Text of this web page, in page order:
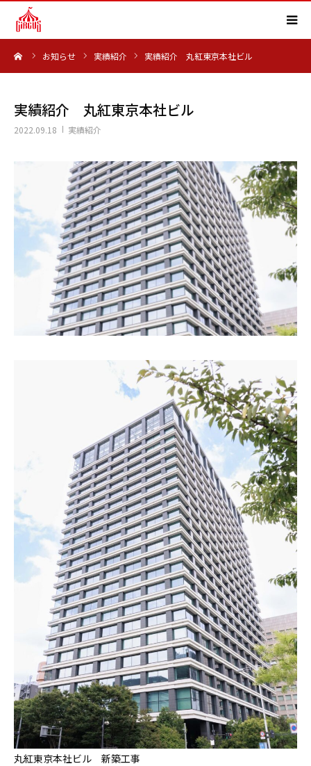
お知らせ 実績紹介 実績紹介 丸紅東京本社ビル
実績紹介 丸紅東京本社ビル
2022.09.18 実績紹介
丸紅東京本社ビル 新築工事
HOME
実績紹介
会社概要
求人情報
よくある質問
お知らせ
お問い合わせ